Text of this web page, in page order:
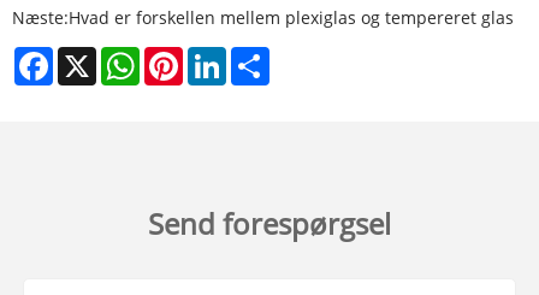
Næste:Hvad er forskellen mellem plexiglas og tempereret glas
Facebook
X WhatsAppPinterestLinkedIn
Send forespørgsel